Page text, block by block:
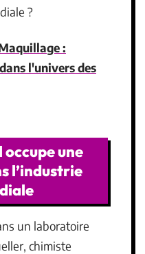
?
:
l'univers des
occupe une
l’industrie
un laboratoire
chimiste